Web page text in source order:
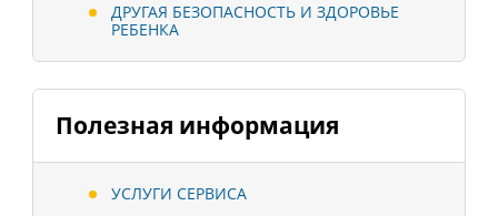
ДРУГАЯ БЕЗОПАСНОСТЬ И ЗДОРОВЬЕ
РЕБЕНКА
Полезная информация
УСЛУГИ СЕРВИСА